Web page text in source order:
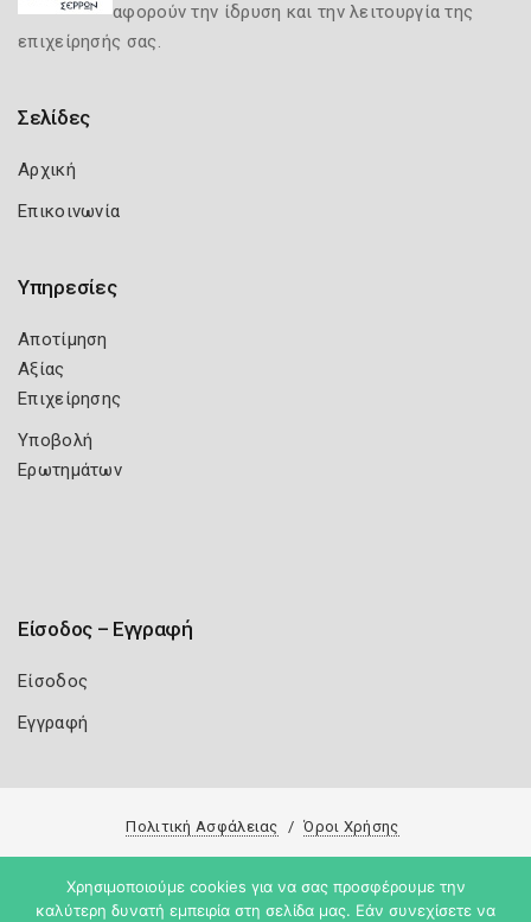
αφορούν την ίδρυση και την λειτουργία της
επιχείρησής σας.
Σελίδες
Αρχική
Επικοινωνία
Υπηρεσίες
Αποτίμηση
Αξίας
Επιχείρησης
Υποβολή
Ερωτημάτων
Είσοδος – Εγγραφή
Είσοδος
Εγγραφή
Πολιτική Ασφάλειας Όροι Χρήσης
Copyright 2026 Knowledge A.E.
Χρησιμοποιούμε cookies για να σας προσφέρουμε την
καλύτερη δυνατή εμπειρία στη σελίδα μας. Εάν συνεχίσετε να